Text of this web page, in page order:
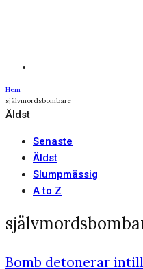
Hem
självmordsbombare
Äldst
Senaste
Äldst
Slumpmässig
A to Z
Bomb detonerar